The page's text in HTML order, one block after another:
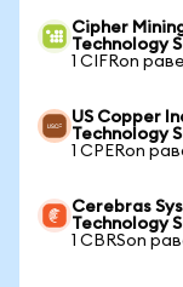
Cipher
Technology
1 CIFRon
US Copper
Technology
1 CPERon
Cerebras
Technology
1 CBRSon